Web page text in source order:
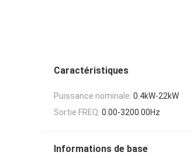
Caractéristiques
Puissance nominale: 0.4kW-22kW
Sortie FREQ: 0.00-3200.00Hz
Informations de base